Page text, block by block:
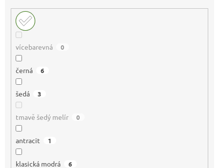
vícebarevná 0
černá 6
šedá 3
tmavě šedý melír 0
antracit 1
klasická modrá 6